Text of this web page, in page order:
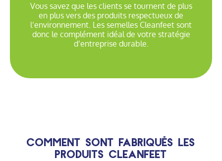
Vous savez que les clients se tournent de plus
en plus vers des produits respectueux de
l’environnement. Les semelles Cleanfeet sont
donc le complément idéal de votre stratégie
d’entreprise durable.
Comment sont fabriqués les
produits Cleanfeet